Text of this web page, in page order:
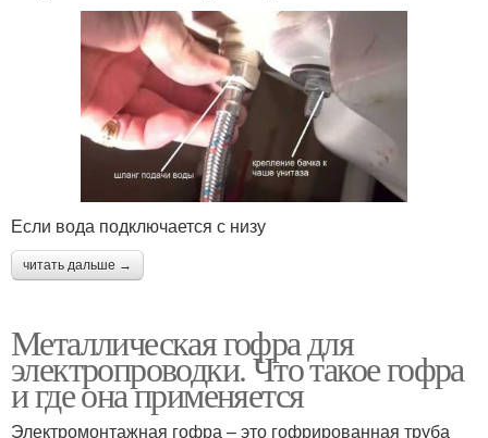
Если вода подключается с низу
читать дальше →
Металлическая гофра для
электропроводки. Что такое гофра
и где она применяется
Электромонтажная гофра – это гофрированная труба